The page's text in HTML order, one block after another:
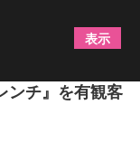
『ア・ラ・カ
チ』を有観客
表示